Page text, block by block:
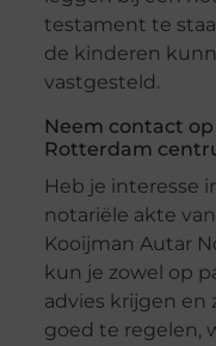
testament te
de kinderen
vastgesteld.
Neem contact
Rotterdam
Heb je interesse
notariële akte
Kooijman Autar
kun je zowel op
advies krijgen en
goed te regelen,